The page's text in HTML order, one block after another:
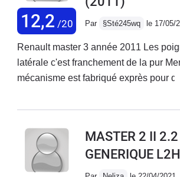
12,2 /20 Par §Sté245wq le 17/05/
Renault master 3 année 2011 Les
latérale c'est franchement de la pur
mécanisme est fabriqué exprès pour
de la merde pour faire casquer les clients logique.Ce
ergot de 3mm dans une encoche qui
rapidement ergot en plastique qui fait levier lorsque
l'on tire sur la poignée la honte
MASTER 2 II
GENERIQUE